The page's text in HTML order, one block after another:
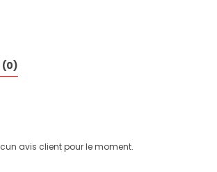
(0)
avis client pour le moment.